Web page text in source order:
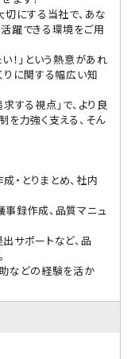
切にする当社で、あな
躍できる環境をご用
！」という熱意があれ
りに関する幅広い知
する視点」で、より良
を力強く支える、そん
とりまとめ、社内
録作成、品質マニュ
サポートなど、品
などの経験を活か